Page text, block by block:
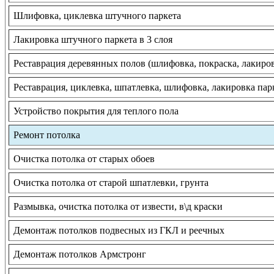
Шлифовка, циклевка штучного паркета
Лакировка штучного паркета в 3 слоя
Реставрация деревянных полов (шлифовка, покраска,
Реставрация, циклевка, шпатлевка, шлифовка, лакировка
Устройство покрытия для теплого пола
Ремонт потолка
Очистка потолка от старых обоев
Очистка потолка от старой шпатлевки, грунта
Размывка, очистка потолка от извести, в\д краски
Демонтаж потолков подвесных из ГКЛ и реечных
Демонтаж потолков Армстронг